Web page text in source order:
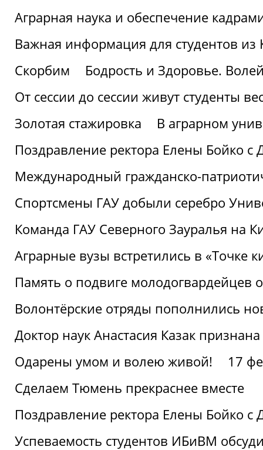
Аграрная наука и обеспечение
Важная информация для студентов из
Скорбим
Бодрость и Здоровье.
От сессии до сессии живут студенты
Золотая стажировка
В аграрном
Поздравление ректора Елены Бойко с
Международный гражданско-
Спортсмены ГАУ добыли серебро
Команда ГАУ Северного Зауралья на
Аграрные вузы встретились в «Точке
Память о подвиге молодогвардейцев
Волонтёрские отряды пополнились
Доктор наук Анастасия Казак
Одарены умом и волею живой!
17
Сделаем Тюмень прекраснее вместе
Поздравление ректора Елены Бойко с
Успеваемость студентов ИБиВМ